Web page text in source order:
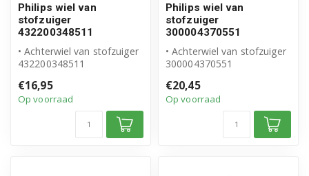
Philips wiel van
stofzuiger
432200348511
• Achterwiel van stofzuiger
432200348511
• Diamete...
€16,95
Op voorraad
Philips wiel van
stofzuiger
300004370551
• Achterwiel van stofzuiger
300004370551
• Diamete...
€20,45
Op voorraad